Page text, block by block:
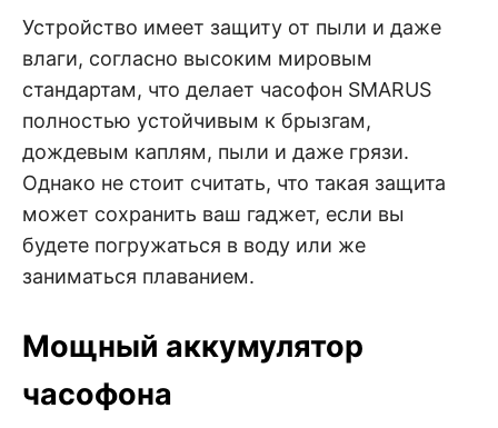
Устройство имеет защиту от пыли и даже
влаги, согласно высоким мировым
стандартам, что делает часофон SMARUS
полностью устойчивым к брызгам,
дождевым каплям, пыли и даже грязи.
Однако не стоит считать, что такая защита
может сохранить ваш гаджет, если вы
будете погружаться в воду или же
заниматься плаванием.
Мощный аккумулятор
часофона